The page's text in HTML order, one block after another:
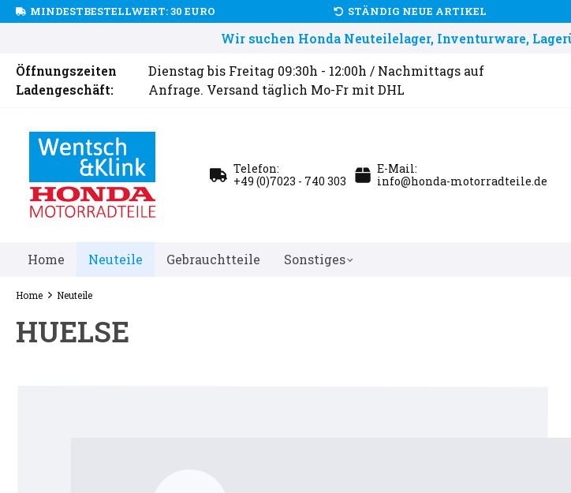
MINDESTBESTELLWERT: 30 EURO STÄNDIG NEUE ARTIKEL
Wir suchen Honda Neuteilelager, Inventurware,
Öffnungszeiten
Ladengeschäft:
Dienstag bis Freitag 09:30h - 12:00h / Nachmittags auf
Anfrage. Versand täglich Mo-Fr mit DHL
Telefon:
+49 (0)7023 - 740 303
E-Mail:
info@honda-motorradteile.de
Home Neuteile Gebrauchtteile Sonstiges
Home Neuteile
HUELSE